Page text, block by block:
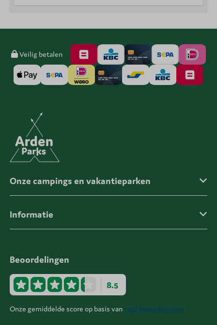
Veilig betalen
Onze campings en vakantieparken
Informatie
Beoordelingen
8.5
Onze gemiddelde score op basis van 1925 beoordelingen